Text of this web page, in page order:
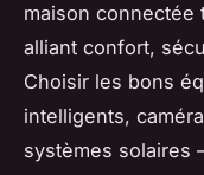
maison connectée
alliant confort,
Choisir les bons
intelligents,
systèmes solaires